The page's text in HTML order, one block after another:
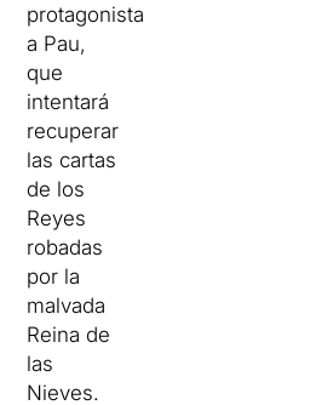
protagonista
a Pau,
que
intentará
recuperar
las cartas
de los
Reyes
robadas
por la
malvada
Reina de
las
Nieves.